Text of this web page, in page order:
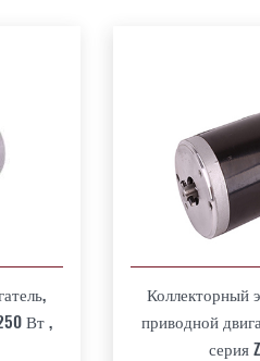
Вт ,
Коллекторный
приводной
серия